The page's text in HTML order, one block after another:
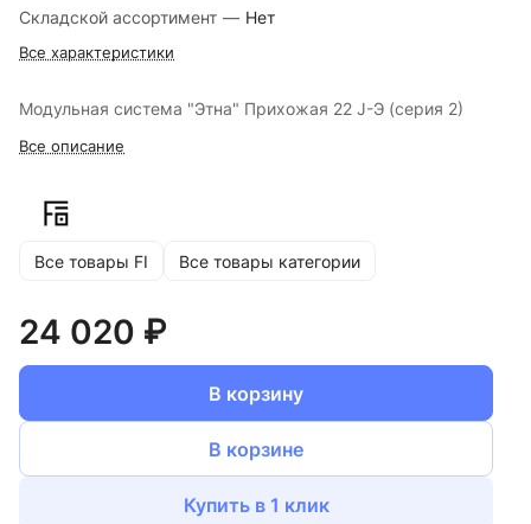
Складской ассортимент — Нет
Все характеристики
Модульная система "Этна" Прихожая 22 J-Э (серия 2)
Все описание
Все товары FI Все товары категории
24 020 ₽
В корзину
В корзине
Купить в 1 клик